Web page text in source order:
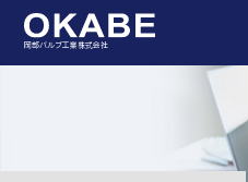
岡部バルブ工業株式会社